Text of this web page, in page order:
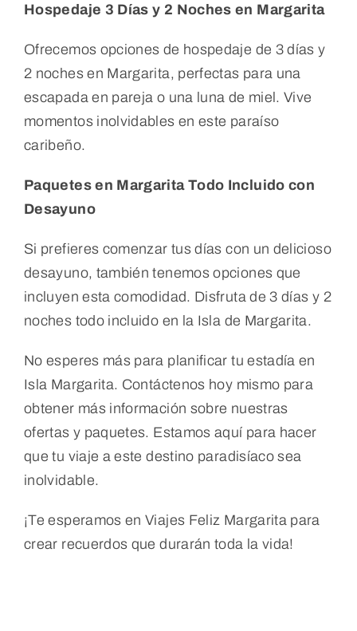
Hospedaje 3 Días y 2 Noches en Margarita
Ofrecemos opciones de hospedaje de 3 días y
2 noches en Margarita, perfectas para una
escapada en pareja o una luna de miel. Vive
momentos inolvidables en este paraíso
caribeño.
Paquetes en Margarita Todo Incluido con
Desayuno
Si prefieres comenzar tus días con un delicioso
desayuno, también tenemos opciones que
incluyen esta comodidad. Disfruta de 3 días y 2
noches todo incluido en la Isla de Margarita.
No esperes más para planificar tu estadía en
Isla Margarita. Contáctenos hoy mismo para
obtener más información sobre nuestras
ofertas y paquetes. Estamos aquí para hacer
que tu viaje a este destino paradisíaco sea
inolvidable.
¡Te esperamos en Viajes Feliz Margarita para
crear recuerdos que durarán toda la vida!